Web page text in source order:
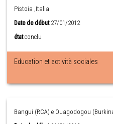
Pistoia ,Italia
Date de début27/01/2012
état conclu
Education et actività sociales
Bangui (RCA) e Ouagodogou